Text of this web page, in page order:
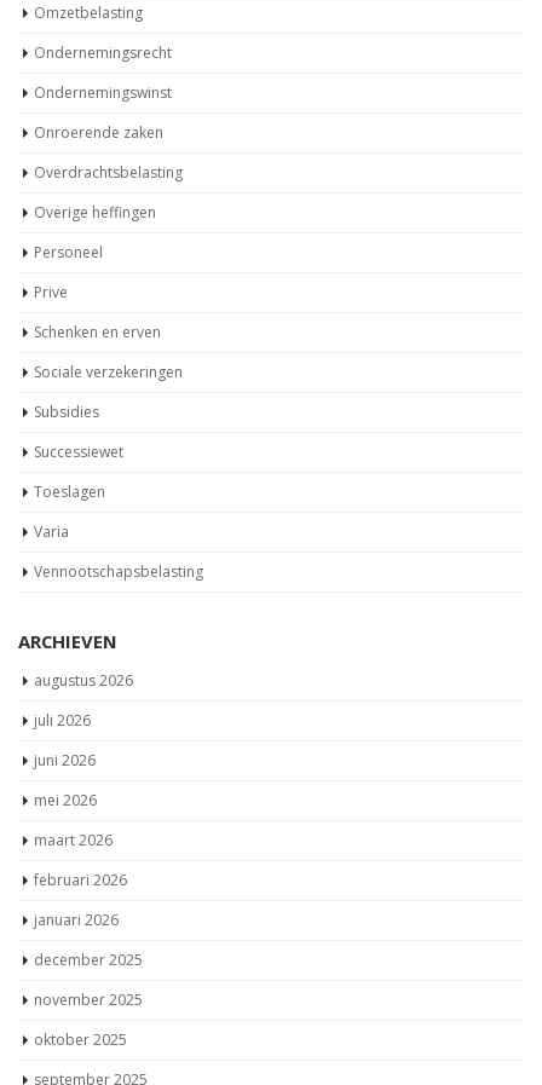
Omzetbelasting
Ondernemingsrecht
Ondernemingswinst
Onroerende zaken
Overdrachtsbelasting
Overige heffingen
Personeel
Prive
Schenken en erven
Sociale verzekeringen
Subsidies
Successiewet
Toeslagen
Varia
Vennootschapsbelasting
ARCHIEVEN
augustus 2026
juli 2026
juni 2026
mei 2026
maart 2026
februari 2026
januari 2026
december 2025
november 2025
oktober 2025
september 2025